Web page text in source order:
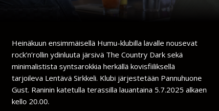
Heinäkuun ensimmäisellä Humu-klubilla lavalle nousevat
rock’n’rollin ydinluuta järsivä The Country Dark sekä
minimalistista syntsarokkia herkällä kovisfiiliksellä
tarjoileva Lentävä Sirkkeli. Klubi järjestetään Pannuhuone
Gust. Raninin katetulla terassilla lauantaina 5.7.2025 alkaen
kello 20.00.